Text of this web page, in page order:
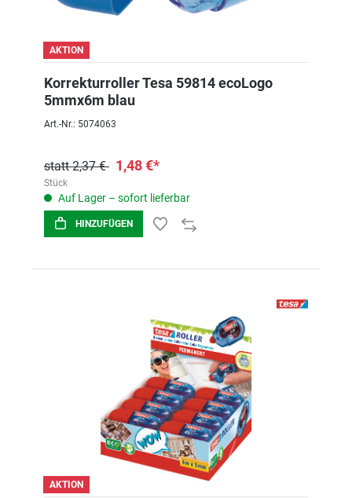
AKTION
Korrekturroller Tesa 59814 ecoLogo
5mmx6m blau
Art.-Nr.: 5074063
statt 2,37 € 1,48 €*
Stück
Auf Lager – sofort lieferbar
HINZUFÜGEN
AKTION